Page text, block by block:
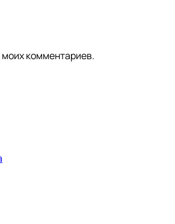
комментариев.